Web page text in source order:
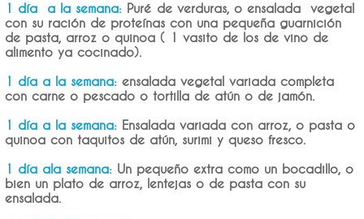
1 día a la semana: Puré de verduras, o ensalada vegetal
con su ración de proteínas con una pequeña guarnición
de pasta, arroz o quinoa ( 1 vasito de los de vino de
alimento ya cocinado).
1 día a la semana: ensalada vegetal variada completa
con carne o pescado o tortilla de atún o de jamón.
1 día a la semana: Ensalada variada con arroz, o pasta o
quinoa con taquitos de atún, surimi y queso fresco.
1 día ala semana: Un pequeño extra como un bocadillo, o
bien un plato de arroz, lentejas o de pasta con su
ensalada.